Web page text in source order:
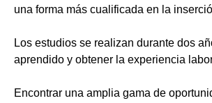
una forma más cualificada en la
Los estudios se realizan durante dos
aprendido y obtener la experiencia
Encontrar una amplia gama de